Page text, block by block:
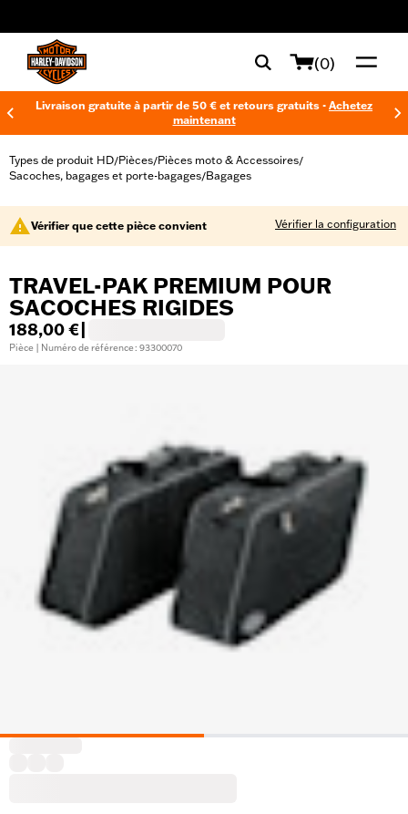
(0)
Livraison gratuite à partir de 50 € et retours gratuits - Achetez
maintenant
Types de produit HD/Pièces/Pièces moto & Accessoires/
Sacoches, bagages et porte-bagages/Bagages
Vérifier que cette pièce convient Vérifier la configuration
TRAVEL-PAK PREMIUM POUR
SACOCHES RIGIDES
188,00 €
Pièce | Numéro de référence : 93300070